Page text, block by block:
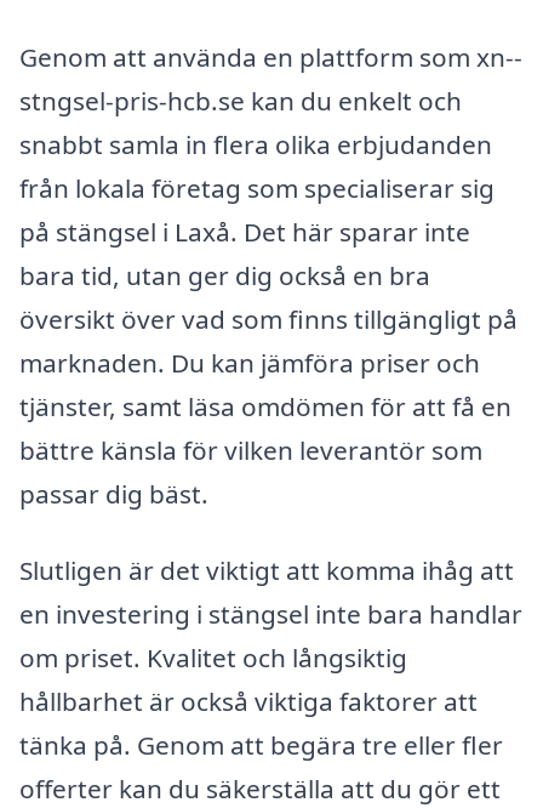
Genom att använda en plattform som xn--
stngsel-pris-hcb.se kan du enkelt och
snabbt samla in flera olika erbjudanden
från lokala företag som specialiserar sig
på stängsel i Laxå. Det här sparar inte
bara tid, utan ger dig också en bra
översikt över vad som finns tillgängligt på
marknaden. Du kan jämföra priser och
tjänster, samt läsa omdömen för att få en
bättre känsla för vilken leverantör som
passar dig bäst.
Slutligen är det viktigt att komma ihåg att
en investering i stängsel inte bara handlar
om priset. Kvalitet och långsiktig
hållbarhet är också viktiga faktorer att
tänka på. Genom att begära tre eller fler
offerter kan du säkerställa att du gör ett